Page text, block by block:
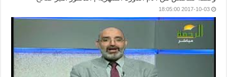
2017-10-03 18:05:00